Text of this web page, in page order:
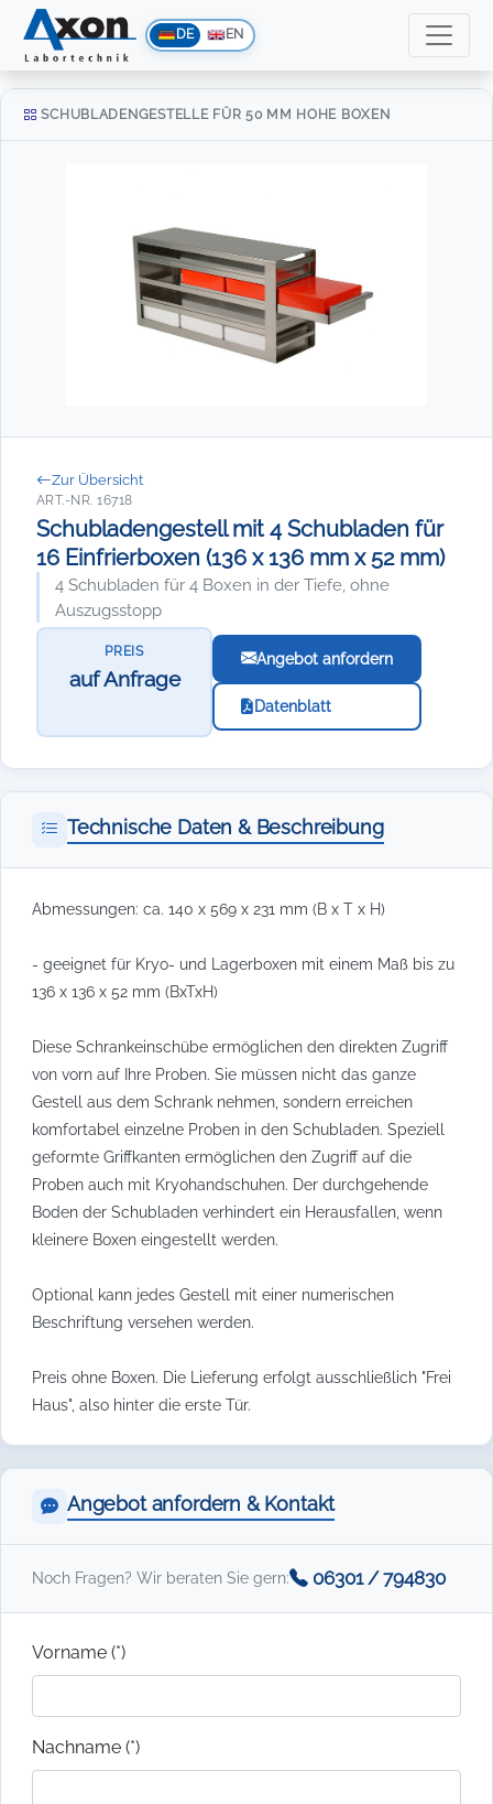
DE EN
SCHUBLADENGESTELLE FÜR 50 MM HOHE BOXEN
Zur Übersicht
ART.-NR. 16718
Schubladengestell mit 4 Schubladen für
16 Einfrierboxen (136 x 136 mm x 52 mm)
4 Schubladen für 4 Boxen in der Tiefe, ohne
Auszugsstopp
PREIS
auf Anfrage
Angebot anfordern
Datenblatt
Technische Daten & Beschreibung
Abmessungen: ca. 140 x 569 x 231 mm (B x T x H)
- geeignet für Kryo- und Lagerboxen mit einem Maß bis zu
136 x 136 x 52 mm (BxTxH)
Diese Schrankeinschübe ermöglichen den direkten Zugriff
von vorn auf Ihre Proben. Sie müssen nicht das ganze
Gestell aus dem Schrank nehmen, sondern erreichen
komfortabel einzelne Proben in den Schubladen. Speziell
geformte Griffkanten ermöglichen den Zugriff auf die
Proben auch mit Kryohandschuhen. Der durchgehende
Boden der Schubladen verhindert ein Herausfallen, wenn
kleinere Boxen eingestellt werden.
Optional kann jedes Gestell mit einer numerischen
Beschriftung versehen werden.
Preis ohne Boxen. Die Lieferung erfolgt ausschließlich "Frei
Haus", also hinter die erste Tür.
Angebot anfordern & Kontakt
Noch Fragen? Wir beraten Sie gern: 06301 / 794830
Vorname (*)
Nachname (*)